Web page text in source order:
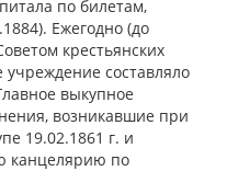
по билетам,
Ежегодно (до
крестьянских
составляло
выкупное
возникавшие при
19.02.1861 г. и
канцелярию по